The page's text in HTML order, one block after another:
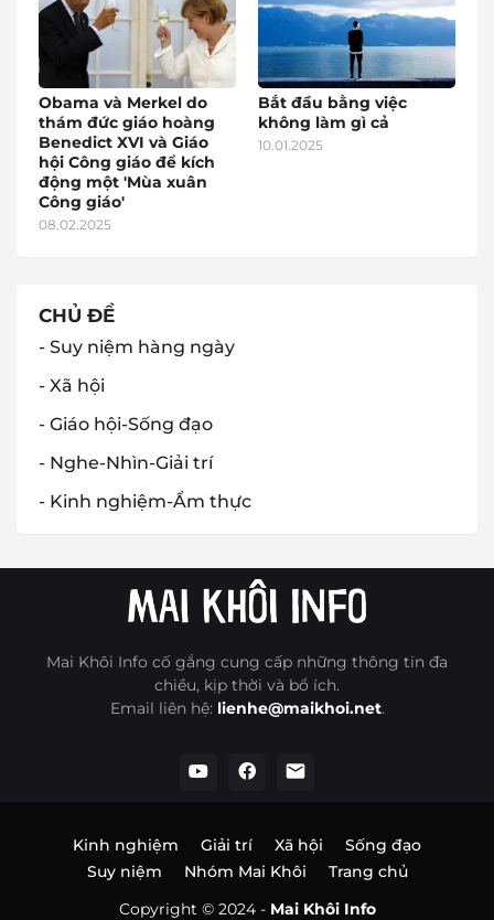
Obama và Merkel do
thám đức giáo hoàng
Benedict XVI và Giáo
hội Công giáo để kích
động một 'Mùa xuân
Công giáo'
08.02.2025
Bắt đầu bằng việc
không làm gì cả
10.01.2025
CHỦ ĐỀ
- Suy niệm hàng ngày
- Xã hội
- Giáo hội-Sống đạo
- Nghe-Nhìn-Giải trí
- Kinh nghiệm-Ẩm thực
Mai Khôi Info cố gắng cung cấp những thông tin đa
chiều, kịp thời và bổ ích.
Email liên hệ: lienhe@maikhoi.net.
Copyright © 2024 - Mai Khôi Info
Kinh nghiệm Giải trí Xã hội
Sống đạo
Suy niệm
Nhóm Mai Khôi Trang chủ